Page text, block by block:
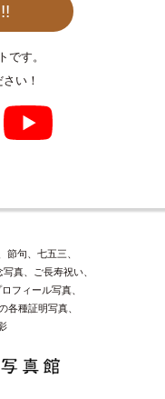
です。
い！
節句、七五三、
真、ご長寿祝い、
フィール写真、
各種証明写真、